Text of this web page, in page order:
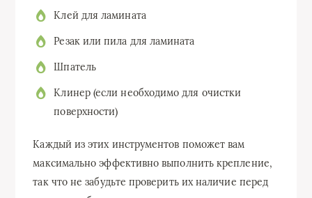
Клей для ламината
Резак или пила для ламината
Шпатель
Клинер (если необходимо для очистки
поверхности)
Каждый из этих инструментов поможет вам
максимально эффективно выполнить крепление,
так что не забудьте проверить их наличие перед